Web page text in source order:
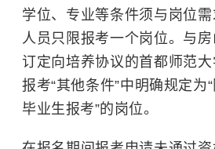
学位、专业等条件须与岗位
人员只限报考一个岗位。与
订定向培养协议的首都师范大
报考“其他条件”中明确规定为
毕业生报考”的岗位。